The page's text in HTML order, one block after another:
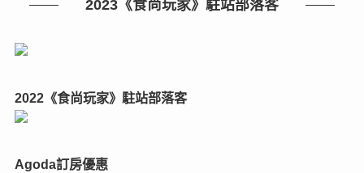
2023《食尚玩家》駐站部落客
2022《食尚玩家》駐站部落客
Agoda訂房優惠